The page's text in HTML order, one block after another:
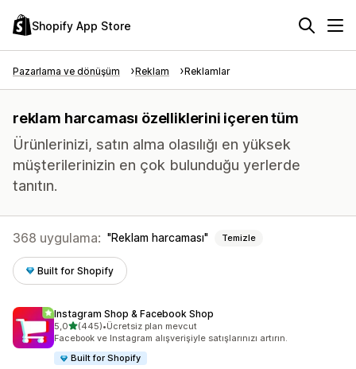
Shopify App Store
Pazarlama ve dönüşüm Reklam Reklamlar
reklam harcaması özelliklerini içeren tüm
Ürünlerinizi, satın alma olasılığı en yüksek
müşterilerinizin en çok bulunduğu yerlerde
tanıtın.
368 uygulama: Reklam harcaması Temizle
Built for Shopify
Instagram Shop & Facebook Shop
5,05 yıldız üzerinden
(445)
toplam 445 değerlendirme
•Ücretsiz plan mevcut
Facebook ve Instagram alışverişiyle satışlarınızı artırın.
Built for Shopify